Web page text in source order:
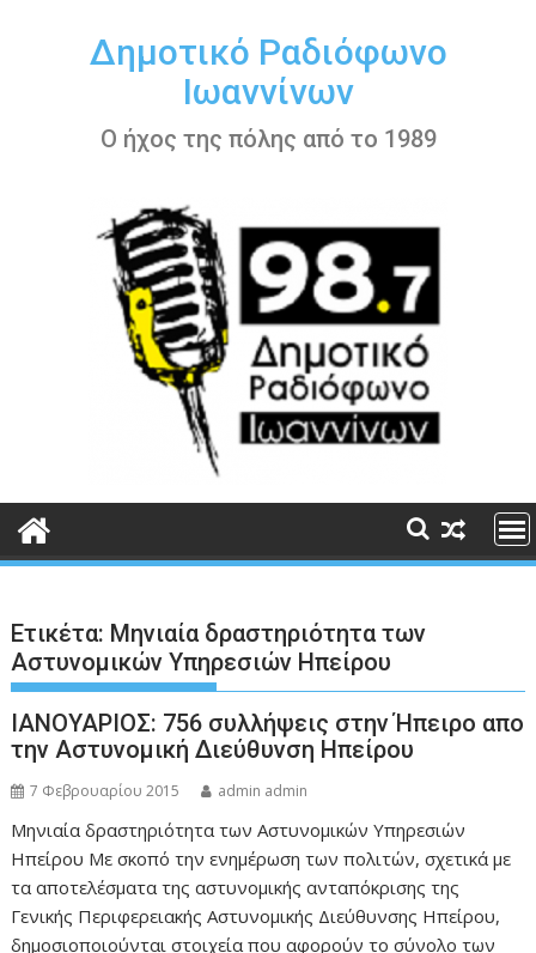
περιεχόμενοΔημοτικό Ραδιόφωνο
Ιωαννίνων
Ο ήχος της πόλης από το 1989
Ετικέτα: Μηνιαία δραστηριότητα των
Αστυνομικών Υπηρεσιών Ηπείρου
ΙΑΝΟΥΑΡΙΟΣ: 756 συλλήψεις στην Ήπειρο απο
την Αστυνομική Διεύθυνση Ηπείρου
7 Φεβρουαρίου 2015 admin admin
Μηνιαία δραστηριότητα των Αστυνομικών Υπηρεσιών
Ηπείρου Με σκοπό την ενημέρωση των πολιτών, σχετικά με
τα αποτελέσματα της αστυνομικής ανταπόκρισης της
Γενικής Περιφερειακής Αστυνομικής Διεύθυνσης Ηπείρου,
δημοσιοποιούνται στοιχεία που αφορούν το σύνολο των